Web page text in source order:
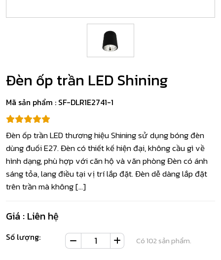
Đèn ốp trần LED Shining
Mã sản phẩm : SF-DLR1E2741-1
Đèn ốp trần LED thương hiệu Shining sử dụng bóng đèn
dùng đuối E27. Đèn có thiết kế hiện đại, không cầu gì về
hình dạng, phù hợp với căn hộ và văn phòng Đèn có ánh
sáng tỏa, lang điều tại vị trí lắp đặt. Đèn dễ dàng lắp đặt
trên trần mà không […]
Giá : Liên hệ
Số lượng: Có 102 sản phẩm.